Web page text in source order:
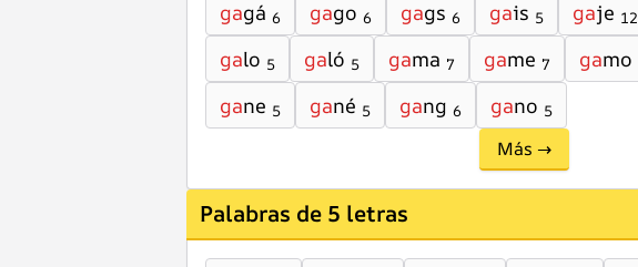
gagá 6 gago 6 gags 6 gais 5 gaje 12
galo 5 galó 5 gama 7 game 7 gamo
gane 5 gané 5 gang 6 gano 5
Más →
Palabras de 5 letras